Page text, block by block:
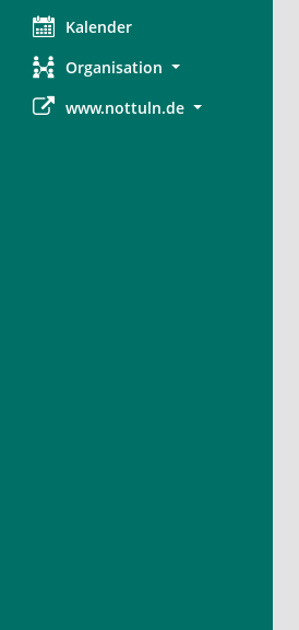
Kalender
Organisation
www.nottuln.de